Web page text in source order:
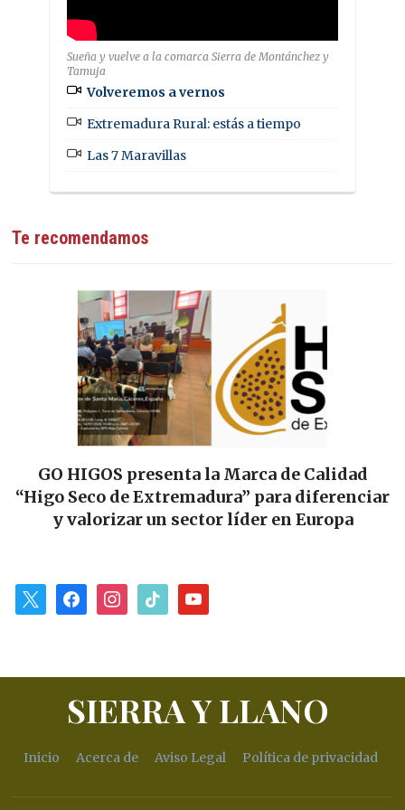
Sueña y vuelve a la comarca Sierra de Montánchez y
Tamuja
Volveremos a vernos
Extremadura Rural: estás a tiempo
Las 7 Maravillas
Te recomendamos
GO HIGOS presenta la Marca de Calidad
“Higo Seco de Extremadura” para diferenciar
y valorizar un sector líder en Europa
facebookinstagram
tiktok youtube
SIERRA Y LLANO
Inicio Acerca de Aviso Legal Política de privacidad